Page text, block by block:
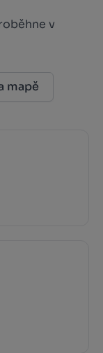
v
mapě